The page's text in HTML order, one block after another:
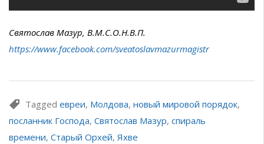
Святослав Мазур, В.М.С.О.Н.В.П.
https://www.facebook.com/sveatoslavmazurmagistr
Tagged евреи, Молдова, новый мировой порядок,
посланник Господа, Святослав Мазур, спираль
времени, Старый Орхей, Яхве